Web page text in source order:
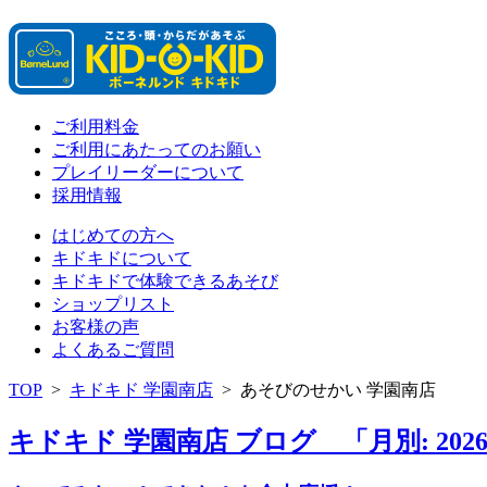
ご利用料金
ご利用にあたってのお願い
プレイリーダーについて
採用情報
はじめての方へ
キドキドについて
キドキドで体験できるあそび
ショップリスト
お客様の声
よくあるご質問
TOP > キドキド 学園南店 > あそびのせかい 学園南店
キドキド 学園南店 ブログ 「月別: 2026